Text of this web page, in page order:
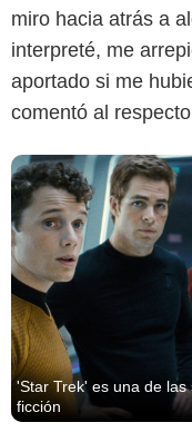
miro hacia atrás a
interpreté, me
aportado si me
comentó al
'Star Trek' es una de
ficción